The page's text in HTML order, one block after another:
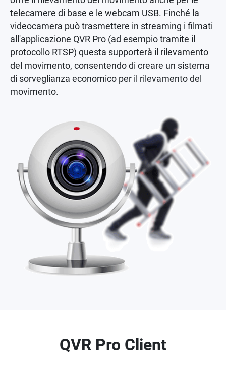
telecamere di base e le webcam USB. Finché la
videocamera può trasmettere in streaming i filmati
all'applicazione QVR Pro (ad esempio tramite il
protocollo RTSP) questa supporterà il rilevamento
del movimento, consentendo di creare un sistema
di sorveglianza economico per il rilevamento del
movimento.
QVR Pro Client